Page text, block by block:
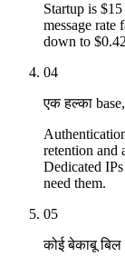
Startup is
message rate
down to
04
एक हल्का
retention and
Dedicated
need them.
05
कोई बेकाबू बिल